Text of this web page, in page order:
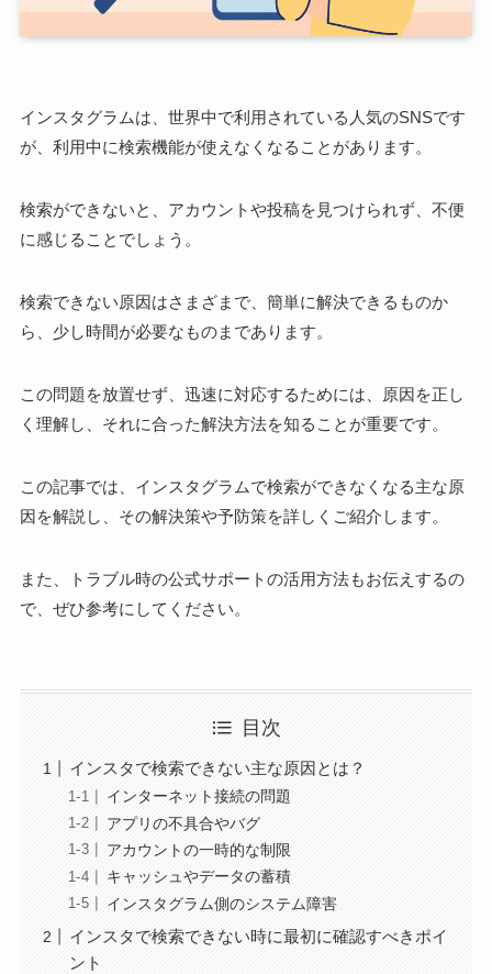
インスタグラムは、世界中で利用されている人気のSNSです
が、利用中に検索機能が使えなくなることがあります。
検索ができないと、アカウントや投稿を見つけられず、不便
に感じることでしょう。
検索できない原因はさまざまで、簡単に解決できるものか
ら、少し時間が必要なものまであります。
この問題を放置せず、迅速に対応するためには、原因を正し
く理解し、それに合った解決方法を知ることが重要です。
この記事では、インスタグラムで検索ができなくなる主な原
因を解説し、その解決策や予防策を詳しくご紹介します。
また、トラブル時の公式サポートの活用方法もお伝えするの
で、ぜひ参考にしてください。
目次
インスタで検索できない主な原因とは？
インターネット接続の問題
アプリの不具合やバグ
アカウントの一時的な制限
キャッシュやデータの蓄積
インスタグラム側のシステム障害
インスタで検索できない時に最初に確認すべきポイ
ント